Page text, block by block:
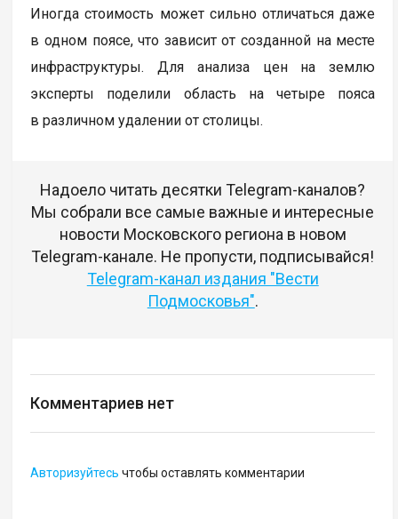
Иногда стоимость может сильно отличаться даже
в одном поясе, что зависит от созданной на месте
инфраструктуры. Для анализа цен на землю
эксперты поделили область на четыре пояса
в различном удалении от столицы.
Надоело читать десятки Telegram-каналов?
Мы собрали все самые важные и интересные
новости Московского региона в новом
Telegram-канале. Не пропусти, подписывайся!
Telegram-канал издания "Вести
Подмосковья".
Комментариев нет
Авторизуйтесь чтобы оставлять комментарии